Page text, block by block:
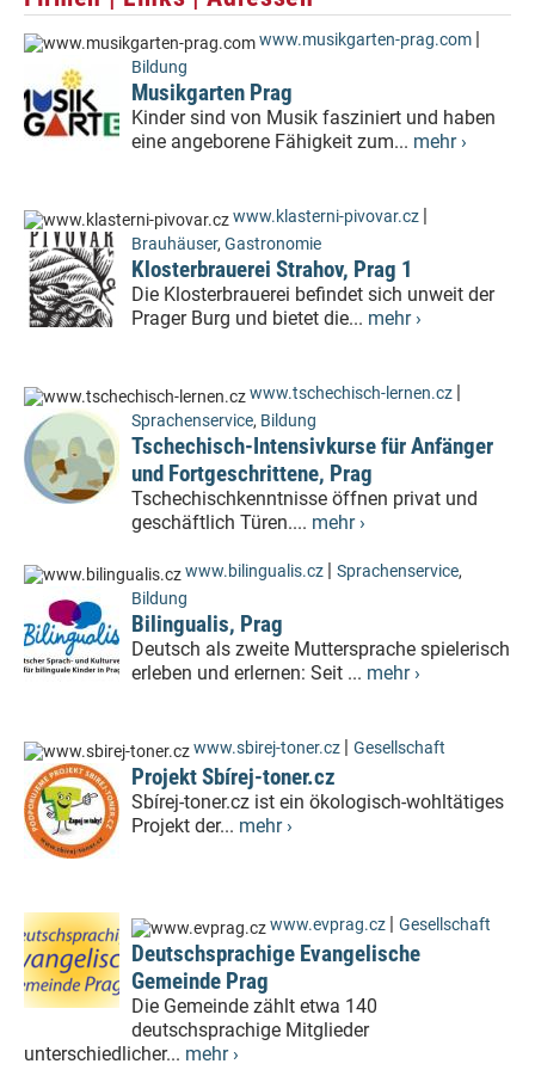
www.musikgarten-prag.com |
Bildung
Musikgarten Prag
Kinder sind von Musik fasziniert und haben
eine angeborene Fähigkeit zum... mehr ›
www.klasterni-pivovar.cz |
Brauhäuser, Gastronomie
Klosterbrauerei Strahov, Prag 1
Die Klosterbrauerei befindet sich unweit der
Prager Burg und bietet die... mehr ›
www.tschechisch-lernen.cz |
Sprachenservice, Bildung
Tschechisch-Intensivkurse für Anfänger
und Fortgeschrittene, Prag
Tschechischkenntnisse öffnen privat und
geschäftlich Türen.... mehr ›
www.bilingualis.cz | Sprachenservice,
Bildung
Bilingualis, Prag
Deutsch als zweite Muttersprache spielerisch
erleben und erlernen: Seit ... mehr ›
www.sbirej-toner.cz | Gesellschaft
Projekt Sbírej-toner.cz
Sbírej-toner.cz ist ein ökologisch-wohltätiges
Projekt der... mehr ›
www.evprag.cz | Gesellschaft
Deutschsprachige Evangelische
Gemeinde Prag
Die Gemeinde zählt etwa 140
deutschsprachige Mitglieder
unterschiedlicher... mehr ›